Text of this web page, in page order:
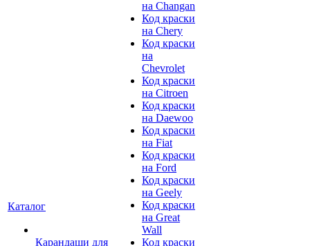
Каталог
Карандаши для
на Changan
Код краски
на Chery
Код краски
на
Chevrolet
Код краски
на Citroen
Код краски
на Daewoo
Код краски
на Fiat
Код краски
на Ford
Код краски
на Geely
Код краски
на Great
Wall
Код краски